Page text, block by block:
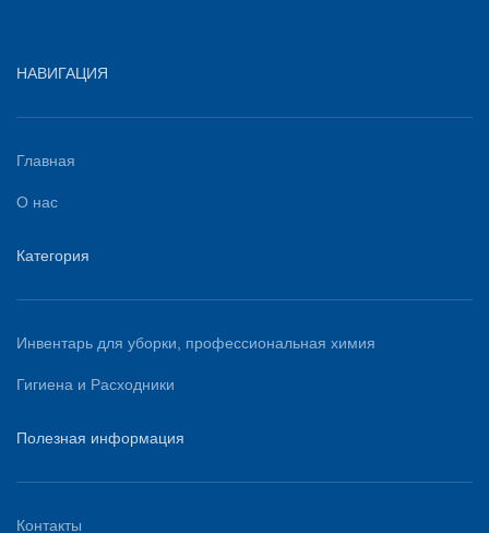
НАВИГАЦИЯ
Главная
О нас
Категория
Инвентарь для уборки, профессиональная химия
Гигиена и Расходники
Полезная информация
Контакты